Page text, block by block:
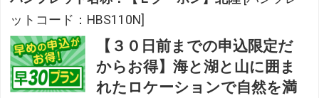
ットコード：HBS110N]
【３０日前までの申込限定だ
からお得】海と湖と山に囲ま
れたロケーションで自然を満